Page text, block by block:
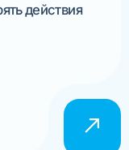
действия